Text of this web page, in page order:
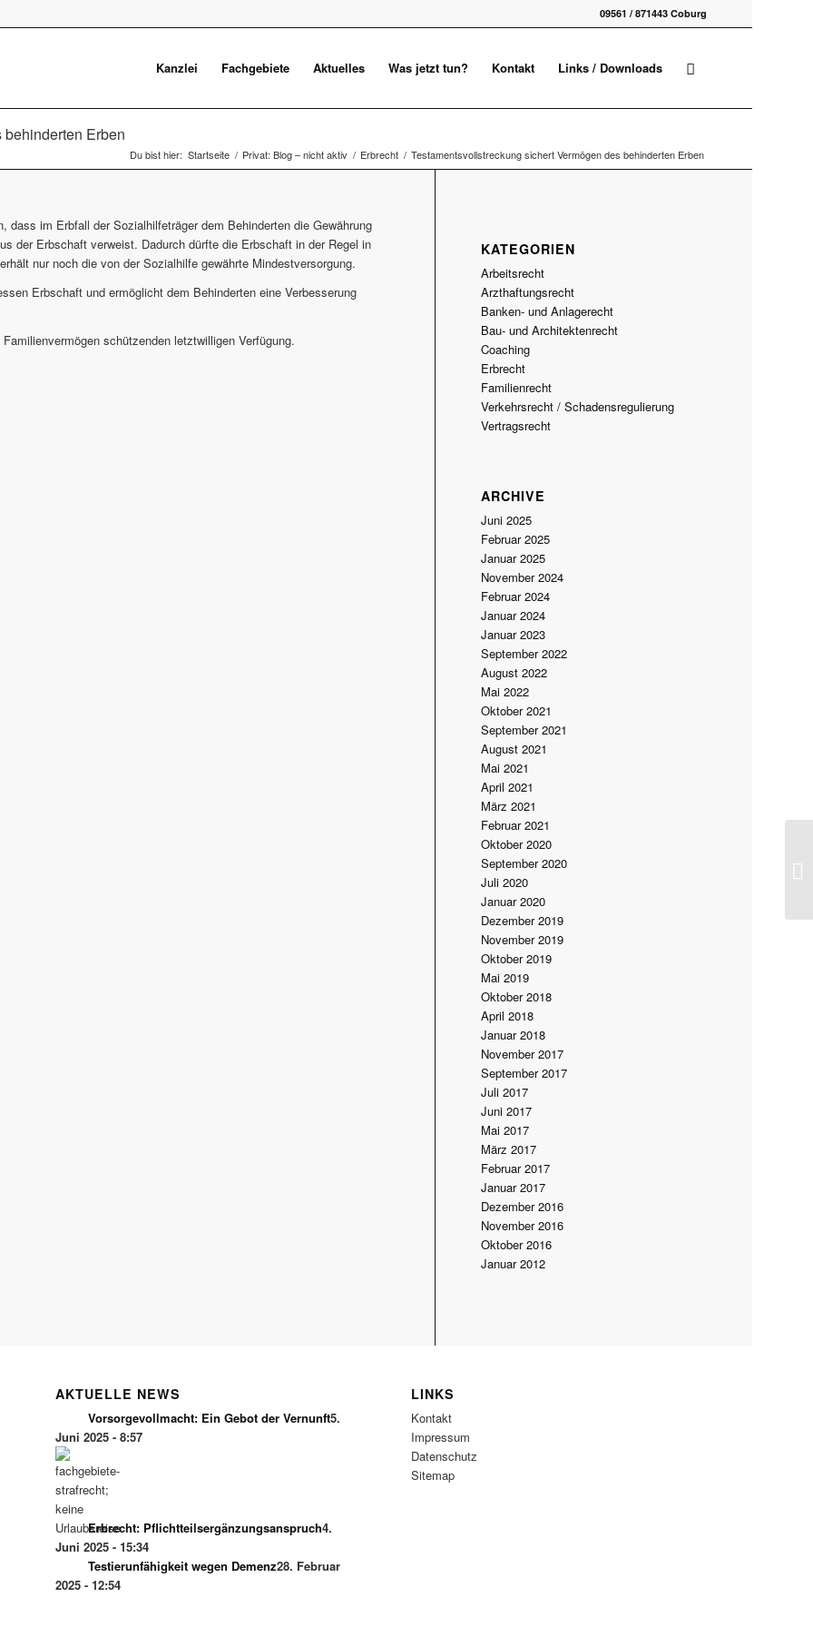
09561 / 871443 Coburg
Kanzlei Fachgebiete Aktuelles Was jetzt tun? Kontakt Links / Downloads
Erben
Du bist hier: Startseite / Privat: Blog – nicht aktiv / Erbrecht / Testamentsvollstreckung sichert Vermögen des behinderten Erben
dass im Erbfall der Sozialhilfeträger dem Behinderten die Gewährung
der Erbschaft verweist. Dadurch dürfte die Erbschaft in der Regel in
nur noch die von der Sozialhilfe gewährte Mindestversorgung.
Erbschaft und ermöglicht dem Behinderten eine Verbesserung
schützenden letztwilligen Verfügung.
KATEGORIEN
Arbeitsrecht
Arzthaftungsrecht
Banken- und Anlagerecht
Bau- und Architektenrecht
Coaching
Erbrecht
Familienrecht
Verkehrsrecht / Schadensregulierung
Vertragsrecht
ARCHIVE
Juni 2025
Februar 2025
Januar 2025
November 2024
Februar 2024
Januar 2024
Januar 2023
September 2022
August 2022
Mai 2022
Oktober 2021
September 2021
August 2021
Mai 2021
April 2021
März 2021
Februar 2021
Oktober 2020
September 2020
Juli 2020
Januar 2020
Dezember 2019
November 2019
Oktober 2019
Mai 2019
Oktober 2018
April 2018
Januar 2018
November 2017
September 2017
Juli 2017
Juni 2017
Mai 2017
März 2017
Februar 2017
Januar 2017
Dezember 2016
November 2016
Oktober 2016
Januar 2012
AKTUELLE NEWS
Vorsorgevollmacht: Ein Gebot der Vernunft5.
Juni 2025 - 8:57
Erbrecht: Pflichtteilsergänzungsanspruch4.
Juni 2025 - 15:34
Testierunfähigkeit wegen Demenz28. Februar
2025 - 12:54
LINKS
Kontakt
Impressum
Datenschutz
Sitemap